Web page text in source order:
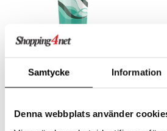
Samtycke Information
Denna webbplats använder
Fungobase Shampoo Dry &
Sensitive Scalp
FUNGOBASE
8,90 €
Biozell
11,95